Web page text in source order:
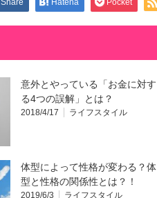
Share Hatena Pocket
意外とやっている「お金に対す
る4つの誤解」とは？
2018/4/17 ライフスタイル
体型によって性格が変わる？体
型と性格の関係性とは？！
2019/6/3 ライフスタイル